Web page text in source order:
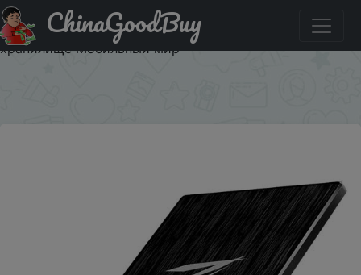
Придбати по знижці Netac Z1 512G USB3.0 Мобильный
SSD твердотельный накопитель Портативное
хранилище Мобильный мир
ChinaGoodBuy